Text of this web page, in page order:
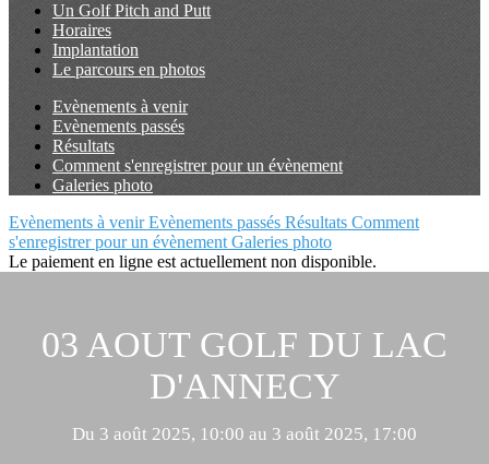
Un Golf Pitch and Putt
Horaires
Implantation
Le parcours en photos
Evènements à venir
Evènements passés
Résultats
Comment s'enregistrer pour un évènement
Galeries photo
Evènements à venirEvènements passés Résultats Comment
s'enregistrer pour un évènement Galeries photo
Le paiement en ligne est actuellement non disponible.
03 AOUT GOLF DU LAC
D'ANNECY
Du 3 août 2025, 10:00 au 3 août 2025, 17:00